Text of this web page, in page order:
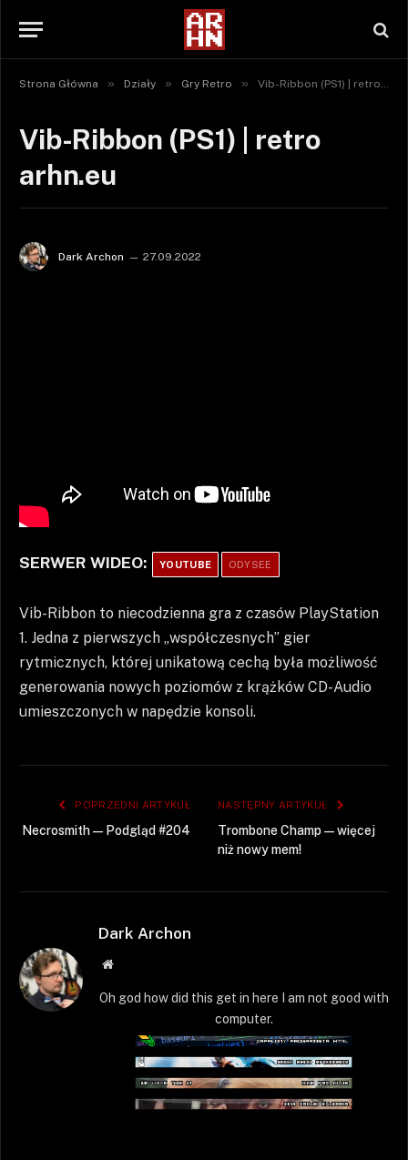
Strona Główna » Działy » Gry Retro » Vib-Ribbon (PS1) | retro arhn.eu
Vib-Ribbon (PS1) | retro
arhn.eu
Dark Archon 27.09.2022
SERWER WIDEO: YOUTUBE ODYSEE
Vib-Ribbon to niecodzienna gra z czasów PlayStation
1. Jedna z pierwszych „współczesnych” gier
rytmicznych, której unikatową cechą była możliwość
generowania nowych poziomów z krążków CD-Audio
umieszczonych w napędzie konsoli.
POPRZEDNI ARTYKUŁ
Necrosmith — Podgląd #204
NASTĘPNY ARTYKUŁ
Trombone Champ — więcej
niż nowy mem!
Dark Archon
Strona
Oh god how did this get in here I am not good with
computer.